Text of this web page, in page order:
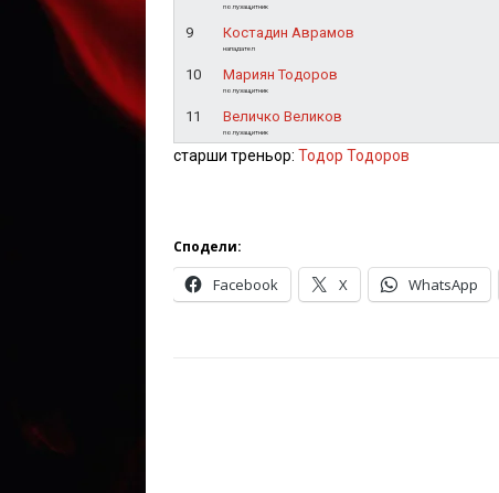
полузащитник
9 Костадин Аврамов
нападател
10 Мариян Тодоров
полузащитник
11 Величко Великов
полузащитник
старши треньор: Тодор Тодоров
Сподели:
Facebook X WhatsApp